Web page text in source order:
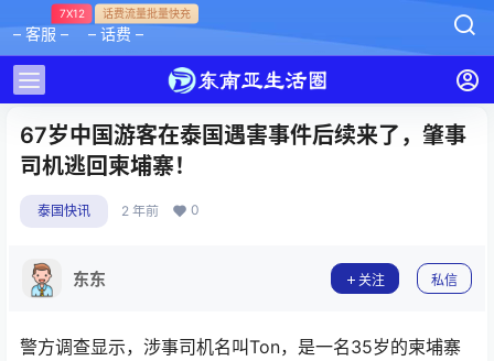
– 客服 –
7X12
– 话费 –
话费流量批量快充
67岁中国游客在泰国遇害事件后续来了，肇事
司机逃回柬埔寨！
泰国快讯 2 年前 0
东东 关注 私信
警方调查显示，涉事司机名叫Ton，是一名35岁的柬埔寨